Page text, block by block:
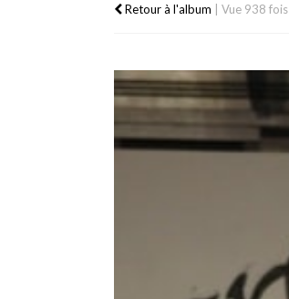
Retour à l'album Vue 938 fois